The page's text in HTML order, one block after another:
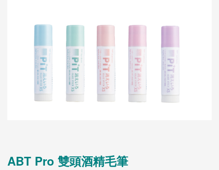
ABT Pro 雙頭酒精毛筆